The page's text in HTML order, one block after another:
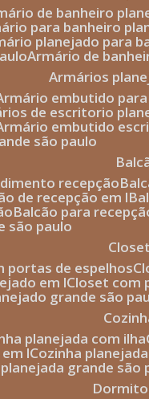
de banheiro
para banheiro
planejado para
armário de
armários
armário embutido
de escritorio
armário embutido
são paulo
recepção
de recepção em l
balcão para
são paulo
portas de espelhos
em l closet com
grande são
planejada com ilha
l cozinha
planejada grande são